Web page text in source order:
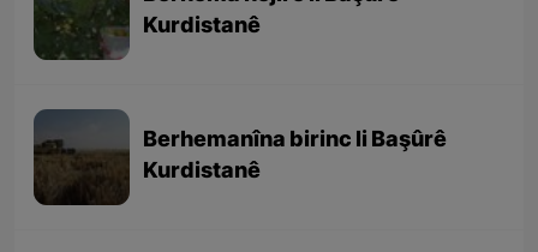
Kurdistanê
Berhemanîna birinc li Başûrê
Kurdistanê